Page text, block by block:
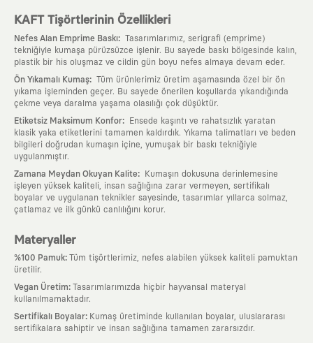
KAFT Tişörtlerinin Özellikleri
Nefes Alan Emprime Baskı: Tasarımlarımız, serigrafi (emprime)
tekniğiyle kumaşa pürüzsüzce işlenir. Bu sayede baskı bölgesinde kalın,
plastik bir his oluşmaz ve cildin gün boyu nefes almaya devam eder.
Ön Yıkamalı Kumaş: Tüm ürünlerimiz üretim aşamasında özel bir ön
yıkama işleminden geçer. Bu sayede önerilen koşullarda yıkandığında
çekme veya daralma yaşama olasılığı çok düşüktür.
Etiketsiz Maksimum Konfor:
Ensede kaşıntı ve rahatsızlık yaratan
klasik yaka etiketlerini tamamen kaldırdık. Yıkama talimatları ve beden
bilgileri doğrudan kumaşın içine, yumuşak bir baskı tekniğiyle
uygulanmıştır.
Zamana Meydan Okuyan Kalite:
Kumaşın dokusuna derinlemesine
işleyen yüksek kaliteli, insan sağlığına zarar vermeyen, sertifikalı
boyalar ve uygulanan teknikler sayesinde, tasarımlar yıllarca solmaz,
çatlamaz ve ilk günkü canlılığını korur.
Materyaller
%100 Pamuk: Tüm tişörtlerimiz, nefes alabilen yüksek kaliteli pamuktan
üretilir.
Vegan Üretim: Tasarımlarımızda hiçbir hayvansal materyal
kullanılmamaktadır.
Sertifikalı Boyalar: Kumaş üretiminde kullanılan boyalar, uluslararası
sertifikalara sahiptir ve insan sağlığına tamamen zararsızdır.